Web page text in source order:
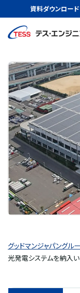
資料ダウンロード
実績紹介 グッド
太陽光発電 屋根
グッドマン
グッドマンジャパングル
光発電システムを納入い